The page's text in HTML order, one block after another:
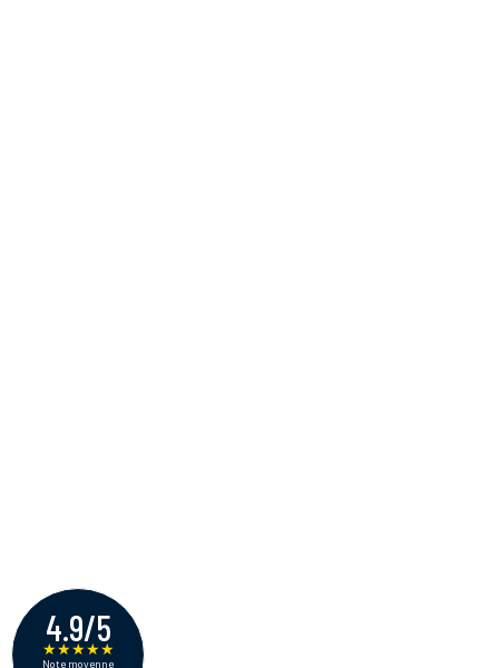
4.9/5
★★★★★
Note moyenne